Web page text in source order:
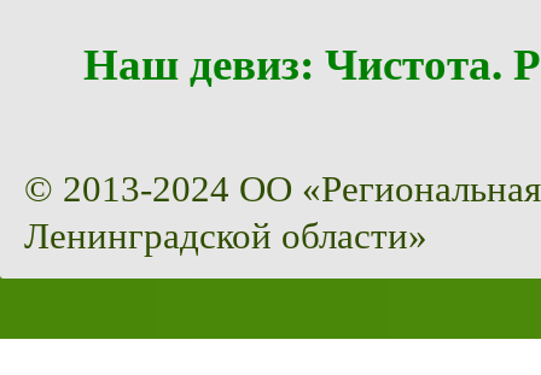
Наш девиз:
© 2013-2024 ОО
Ленинградской области»